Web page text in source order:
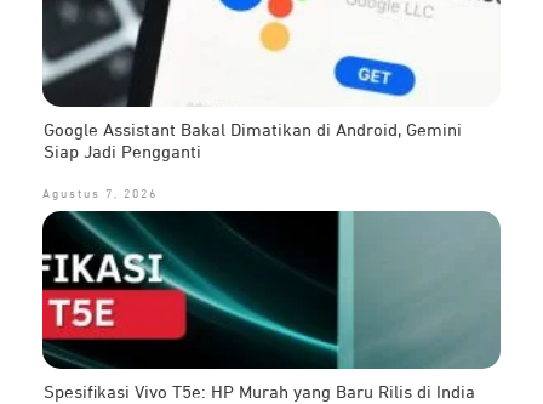
Google Assistant Bakal Dimatikan di Android, Gemini
Siap Jadi Pengganti
Agustus 7, 2026
Spesifikasi Vivo T5e: HP Murah yang Baru Rilis di India